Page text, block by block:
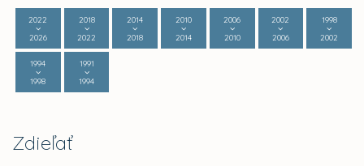
2022
2026
2018
2022
2014
2018
2010
2014
2006
2010
2002
2006
1998
2002
1994
1998
1991
1994
Zdieľať